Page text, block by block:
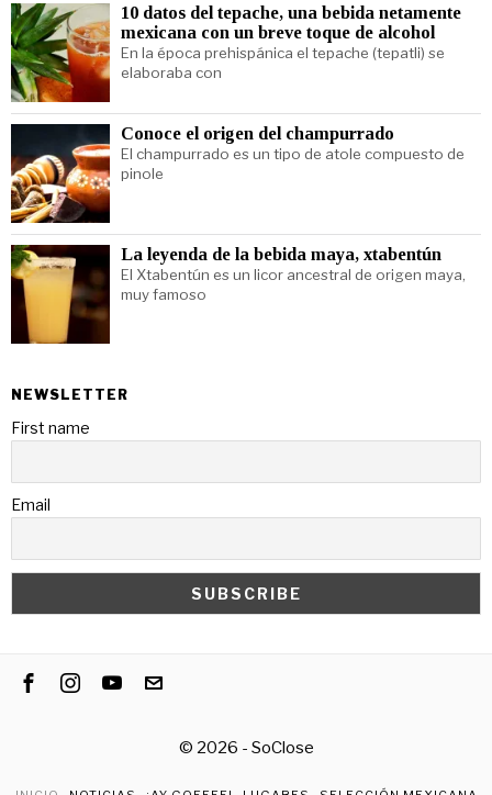
10 datos del tepache, una bebida netamente
mexicana con un breve toque de alcohol
En la época prehispánica el tepache (tepatli) se
elaboraba con
Conoce el origen del champurrado
El champurrado es un tipo de atole compuesto de
pinole
La leyenda de la bebida maya, xtabentún
El Xtabentún es un licor ancestral de origen maya,
muy famoso
NEWSLETTER
First name
Email
© 2026 - SoClose